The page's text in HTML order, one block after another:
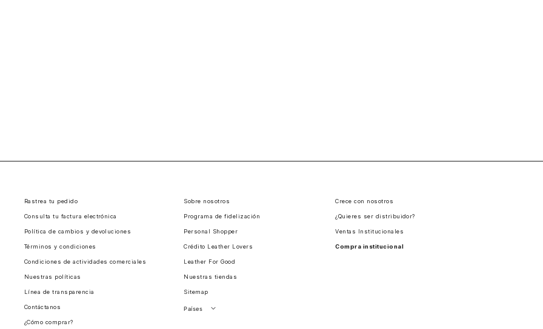
Rastrea tu pedido
Consulta tu factura electrónica
Política de cambios y devoluciones
Términos y condiciones
Condiciones de actividades comerciales
Nuestras políticas
Línea de transparencia
Contáctanos
¿Cómo comprar?
Sobre nosotros
Programa de fidelización
Personal Shopper
Crédito Leather Lovers
Leather For Good
Nuestras tiendas
Sitemap
Países
Crece con nosotros
¿Quieres ser distribuidor?
Ventas Institucionales
Compra institucional